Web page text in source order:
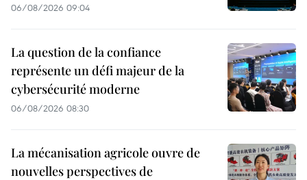
06/08/2026 09:04
La question de la confiance
représente un défi majeur de la
cybersécurité moderne
06/08/2026 08:30
La mécanisation agricole ouvre de
nouvelles perspectives de